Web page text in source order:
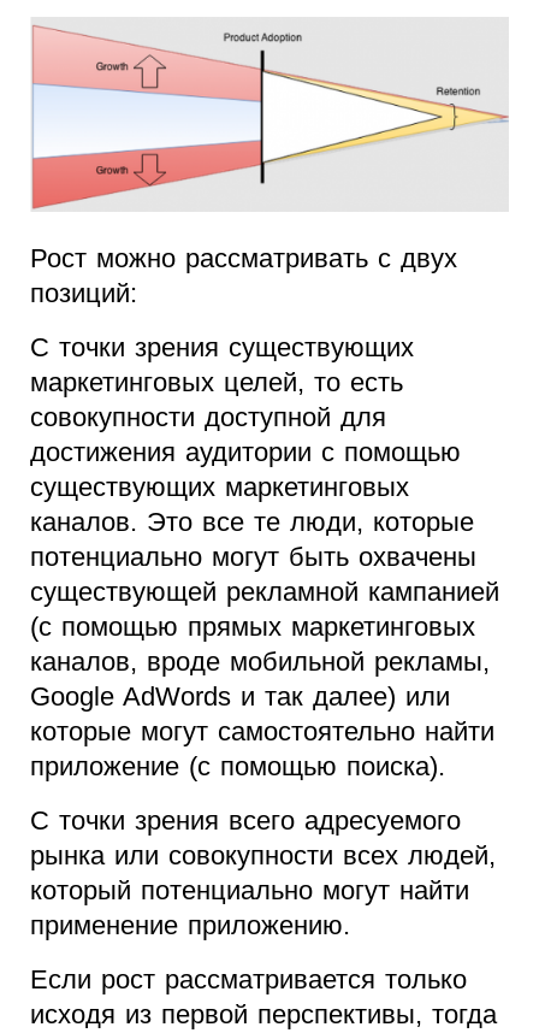
Рост можно рассматривать с двух
позиций:
С точки зрения существующих
маркетинговых целей, то есть
совокупности доступной для
достижения аудитории с помощью
существующих маркетинговых
каналов. Это все те люди, которые
потенциально могут быть охвачены
существующей рекламной кампанией
(с помощью прямых маркетинговых
каналов, вроде мобильной рекламы,
Google AdWords и так далее) или
которые могут самостоятельно найти
приложение (с помощью поиска).
С точки зрения всего адресуемого
рынка или совокупности всех людей,
который потенциально могут найти
применение приложению.
Если рост рассматривается только
исходя из первой перспективы, тогда